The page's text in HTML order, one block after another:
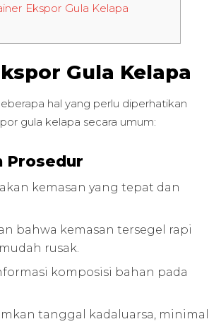
Ekspor Gula Kelapa
Gula Kelapa
hal yang perlu diperhatikan
gula kelapa secara umum:
Prosedur
kemasan yang tepat dan
bahwa kemasan tersegel rapi
rusak.
komposisi bahan pada
tanggal kadaluarsa, minimal